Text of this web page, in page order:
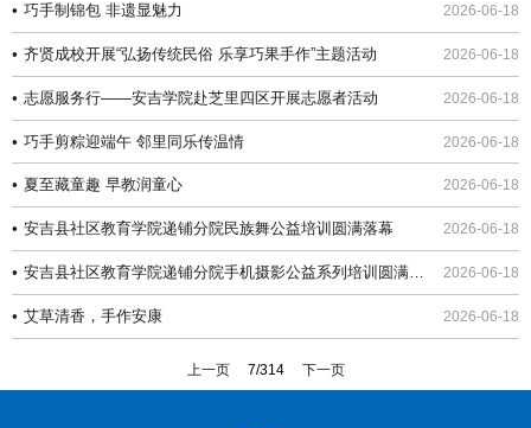
• 巧手制锦包 非遗显魅力 2026-06-18
• 齐贤成校开展“弘扬传统民俗 乐享巧果手作”主题活动 2026-06-18
• 志愿服务行——安吉学院赴芝里四区开展志愿者活动 2026-06-18
• 巧手剪粽迎端午 邻里同乐传温情 2026-06-18
• 夏至藏童趣 早教润童心 2026-06-18
• 安吉县社区教育学院递铺分院民族舞公益培训圆满落幕 2026-06-18
• 2026-06-18
• 艾草清香，手作安康 2026-06-18
上一页 7/314 下一页